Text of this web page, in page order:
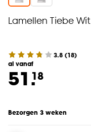
Lamellen Tiebe Wit
3.8 (18)
al vanaf
51.18
Bezorgen 3 weken